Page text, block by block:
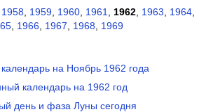
1958, 1959, 1960, 1961, 1962, 1963, 1964,
, 1966, 1967, 1968, 1969
на Ноябрь 1962 года
календарь на 1962 год
день и фаза Луны сегодня